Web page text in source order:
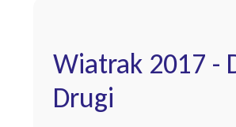
Wiatrak 2017 -
Drugi